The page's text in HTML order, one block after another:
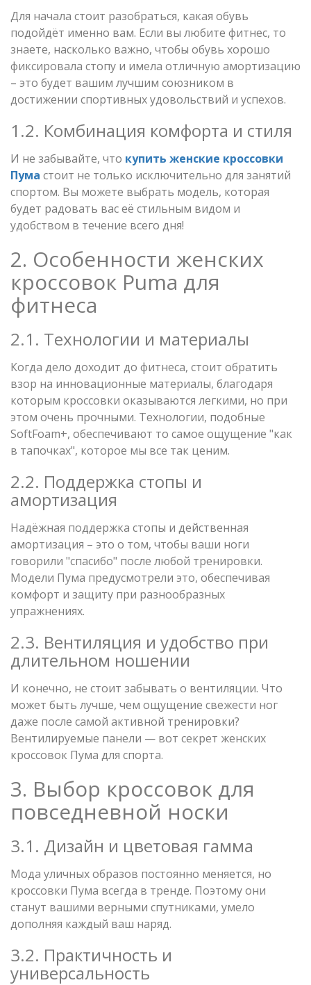
Для начала стоит разобраться, какая обувь
подойдёт именно вам. Если вы любите фитнес, то
знаете, насколько важно, чтобы обувь хорошо
фиксировала стопу и имела отличную амортизацию
– это будет вашим лучшим союзником в
достижении спортивных удовольствий и успехов.
1.2. Комбинация комфорта и стиля
И не забывайте, что купить женские кроссовки
Пума стоит не только исключительно для занятий
спортом. Вы можете выбрать модель, которая
будет радовать вас её стильным видом и
удобством в течение всего дня!
2. Особенности женских
кроссовок Puma для
фитнеса
2.1. Технологии и материалы
Когда дело доходит до фитнеса, стоит обратить
взор на инновационные материалы, благодаря
которым кроссовки оказываются легкими, но при
этом очень прочными. Технологии, подобные
SoftFoam+, обеспечивают то самое ощущение "как
в тапочках", которое мы все так ценим.
2.2. Поддержка стопы и
амортизация
Надёжная поддержка стопы и действенная
амортизация – это о том, чтобы ваши ноги
говорили "спасибо" после любой тренировки.
Модели Пума предусмотрели это, обеспечивая
комфорт и защиту при разнообразных
упражнениях.
2.3. Вентиляция и удобство при
длительном ношении
И конечно, не стоит забывать о вентиляции. Что
может быть лучше, чем ощущение свежести ног
даже после самой активной тренировки?
Вентилируемые панели — вот секрет женских
кроссовок Пума для спорта.
3. Выбор кроссовок для
повседневной носки
3.1. Дизайн и цветовая гамма
Мода уличных образов постоянно меняется, но
кроссовки Пума всегда в тренде. Поэтому они
станут вашими верными спутниками, умело
дополняя каждый ваш наряд.
3.2. Практичность и
универсальность